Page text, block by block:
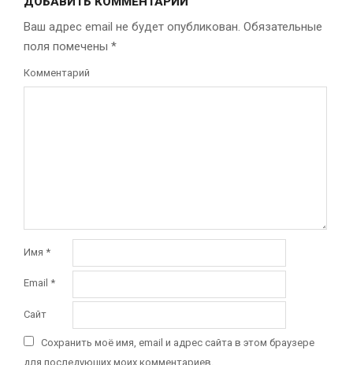
Ваш адрес email не будет опубликован. Обязательные
поля помечены *
Комментарий
Имя *
Email *
Сайт
Сохранить моё имя, email и адрес сайта в этом браузере
для последующих моих комментариев.